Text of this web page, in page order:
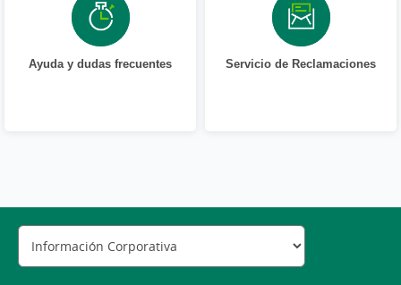
Ayuda y dudas frecuentes Servicio de Reclamaciones